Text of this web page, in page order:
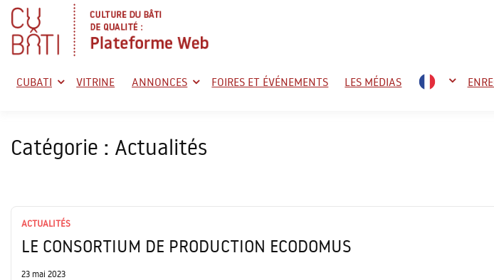
Skip
content
CUBATI VITRINE ANNONCES FOIRES ET ÉVÉNEMENTS LES MÉDIAS
Catégorie : Actualités
ACTUALITÉS
LE CONSORTIUM DE PRODUCTION ECODOMUS
23 mai 2023